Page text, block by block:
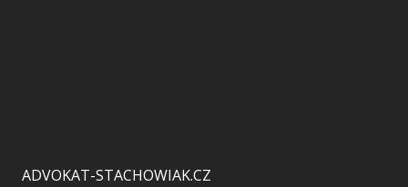
ADVOKAT-STACHOWIAK.CZ